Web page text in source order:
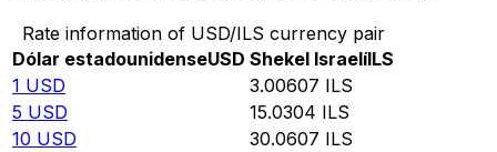
Rate information of USD/ILS currency pair
Dólar estadounidenseUSD Shekel IsraelíILS
1 USD 3.00607 ILS
5 USD 15.0304 ILS
10 USD 30.0607 ILS